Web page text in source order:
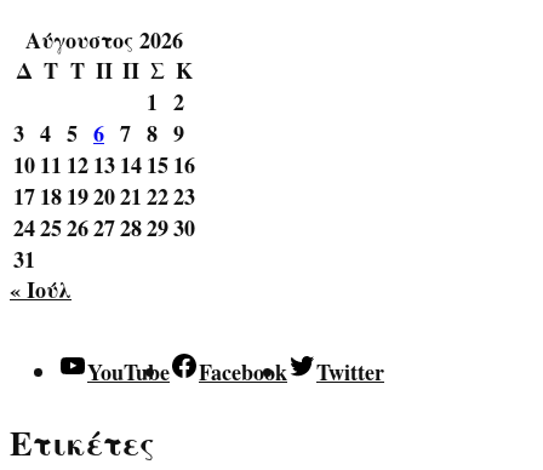
Αύγουστος 2026
Δ Τ Τ Π Π Σ Κ
1 2
3 4 5 6 7 8 9
1011 1213141516
17181920212223
24252627282930
31
« Ιούλ
YouTube Facebook Twitter
Ετικέτες